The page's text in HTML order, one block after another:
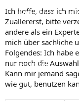
Empfohlene
Neue Beiträge
Neueste Aktivitäten
Leserartikel
Regeln
Ich hoffe, dass ich
Zuallererst, bitte
andere als ein
mich über sachliche
Folgendes: Ich habe
nur noch die
Kann mir jemand
wie gut, benutzen